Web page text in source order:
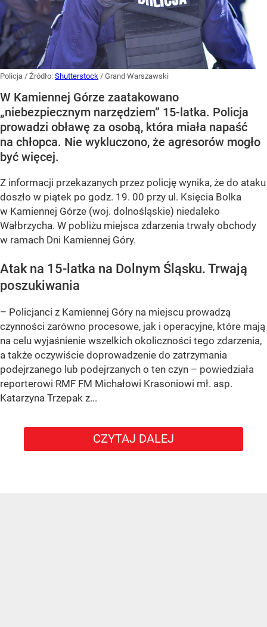
Policja / Źródło: Shutterstock / Grand Warszawski
W Kamiennej Górze zaatakowano
„niebezpiecznym narzędziem” 15-latka. Policja
prowadzi obławę za osobą, która miała napaść
na chłopca. Nie wykluczono, że agresorów mogło
być więcej.
Z informacji przekazanych przez policję wynika, że do ataku
doszło w piątek po godz. 19. 00 przy ul. Księcia Bolka
w Kamiennej Górze (woj. dolnośląskie) niedaleko
Wałbrzycha. W pobliżu miejsca zdarzenia trwały obchody
w ramach Dni Kamiennej Góry.
Atak na 15-latka na Dolnym Śląsku. Trwają
poszukiwania
– Policjanci z Kamiennej Góry na miejscu prowadzą
czynności zarówno procesowe, jak i operacyjne, które mają
na celu wyjaśnienie wszelkich okoliczności tego zdarzenia,
a także oczywiście doprowadzenie do zatrzymania
podejrzanego lub podejrzanych o ten czyn – powiedziała
reporterowi RMF FM Michałowi Krasoniowi mł. asp.
Katarzyna Trzepak z...
CZYTAJ DALEJ